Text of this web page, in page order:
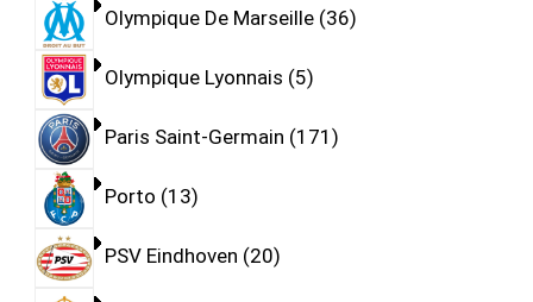
Olympique De Marseille 36
Olympique Lyonnais 5
Paris Saint-Germain 171
Porto 13
PSV Eindhoven 20